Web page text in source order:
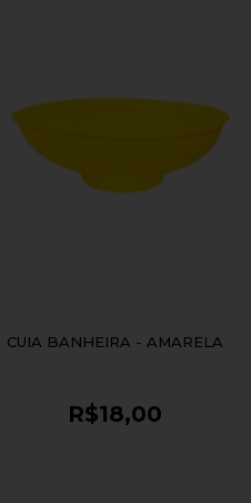
CUIA BANHEIRA - AMARELA
R$18,00